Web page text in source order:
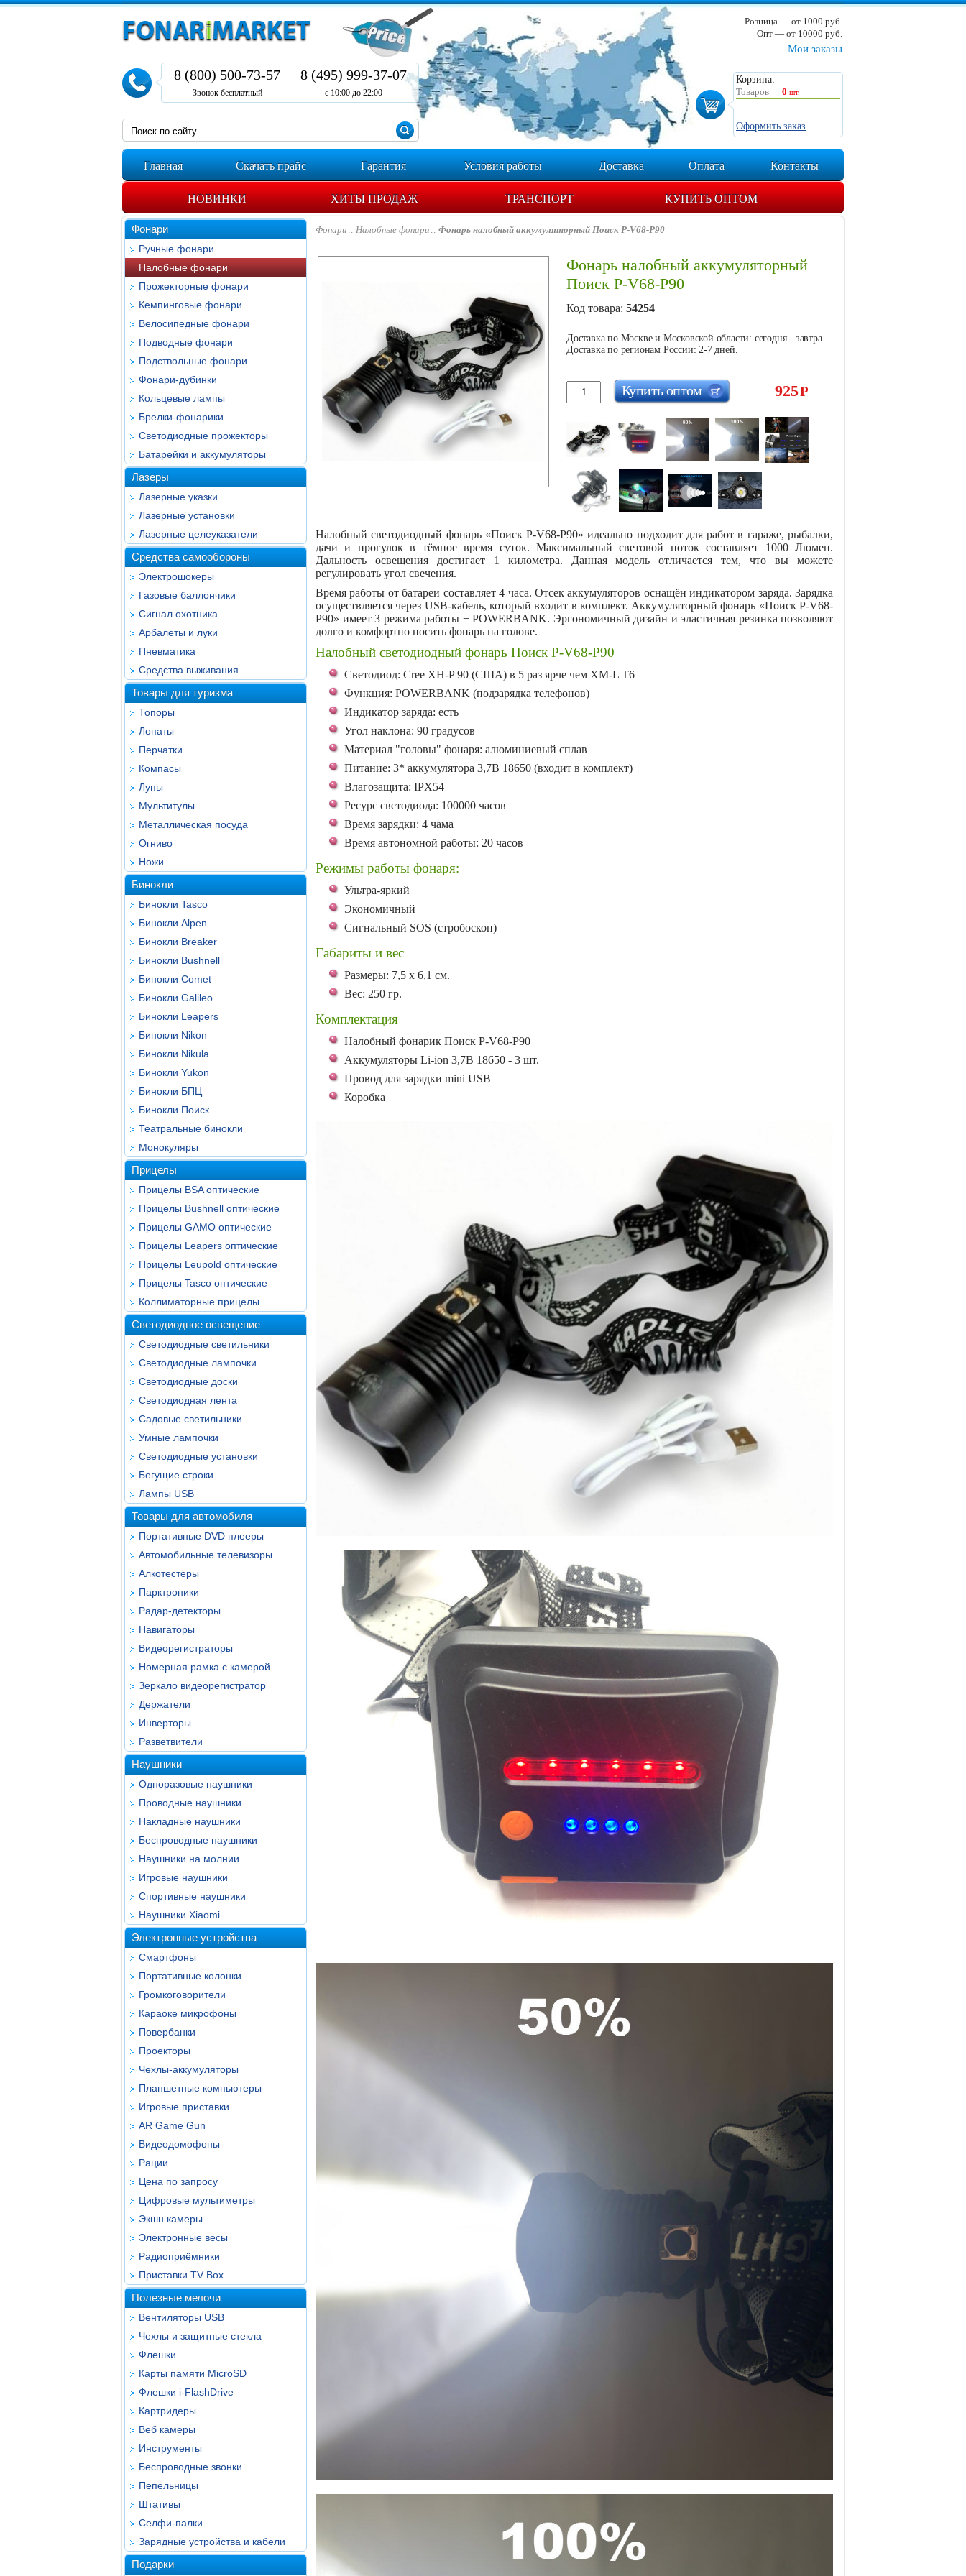
Мои заказы
Корзина:
Товаров
0 шт.
Оформить заказ
8 (800) 500-73-57
Звонок бесплатный
8 (495) 999-37-07
с 10:00 до 22:00
Розница — от 1000 руб.
Опт — от 10000 руб.
Главная Скачать прайс Гарантия Условия работы Доставка Оплата Контакты
НОВИНКИ ХИТЫ ПРОДАЖ ТРАНСПОРТ КУПИТЬ ОПТОМ
Фонари
Ручные фонари
Налобные фонари
Прожекторные фонари
Кемпинговые фонари
Велосипедные фонари
Подводные фонари
Подствольные фонари
Фонари-дубинки
Кольцевые лампы
Брелки-фонарики
Светодиодные прожекторы
Батарейки и аккумуляторы
Лазеры
Лазерные указки
Лазерные установки
Лазерные целеуказатели
Средства самообороны
Электрошокеры
Газовые баллончики
Сигнал охотника
Арбалеты и луки
Пневматика
Средства выживания
Товары для туризма
Топоры
Лопаты
Перчатки
Компасы
Лупы
Мультитулы
Металлическая посуда
Огниво
Ножи
Бинокли
Бинокли Tasco
Бинокли Alpen
Бинокли Breaker
Бинокли Bushnell
Бинокли Comet
Бинокли Galileo
Бинокли Leapers
Бинокли Nikon
Бинокли Nikula
Бинокли Yukon
Бинокли БПЦ
Бинокли Поиск
Театральные бинокли
Монокуляры
Прицелы
Прицелы BSA оптические
Прицелы Bushnell оптические
Прицелы GAMO оптические
Прицелы Leapers оптические
Прицелы Leupold оптические
Прицелы Tasco оптические
Коллиматорные прицелы
Светодиодное освещение
Светодиодные светильники
Светодиодные лампочки
Светодиодные доски
Светодиодная лента
Садовые светильники
Умные лампочки
Светодиодные установки
Бегущие строки
Лампы USB
Товары для автомобиля
Портативные DVD плееры
Автомобильные телевизоры
Алкотестеры
Парктроники
Радар-детекторы
Навигаторы
Видеорегистраторы
Номерная рамка с камерой
Зеркало видеорегистратор
Держатели
Инверторы
Разветвители
Наушники
Одноразовые наушники
Проводные наушники
Накладные наушники
Беспроводные наушники
Наушники на молнии
Игровые наушники
Спортивные наушники
Наушники Xiaomi
Электронные устройства
Смартфоны
Портативные колонки
Громкоговорители
Караоке микрофоны
Повербанки
Проекторы
Чехлы-аккумуляторы
Планшетные компьютеры
Игровые приставки
AR Game Gun
Видеодомофоны
Рации
Цена по запросу
Цифровые мультиметры
Экшн камеры
Электронные весы
Радиоприёмники
Приставки TV Box
Полезные мелочи
Вентиляторы USB
Чехлы и защитные стекла
Флешки
Карты памяти MicroSD
Флешки i-FlashDrive
Картридеры
Веб камеры
Инструменты
Беспроводные звонки
Пепельницы
Штативы
Селфи-палки
Зарядные устройства и кабели
Подарки
Фонари Налобные фонари Фонарь налобный аккумуляторный Поиск P-V68-P90
Фонарь налобный аккумуляторный
Поиск P-V68-P90
Код товара: 54254
Доставка по Москве и Московской области: сегодня - завтра.
Доставка по регионам России: 2-7 дней.
925Р
Купить оптом
Налобный светодиодный фонарь «Поиск P-V68-P90» идеально подходит для работ в гараже, рыбалки,
дачи и прогулок в тёмное время суток. Максимальный световой поток составляет 1000 Люмен.
Дальность освещения достигает 1 километра. Данная модель отличается тем, что вы можете
регулировать угол свечения.
Время работы от батареи составляет 4 часа. Отсек аккумуляторов оснащён индикатором заряда. Зарядка
осуществляется через USB-кабель, который входит в комплект. Аккумуляторный фонарь «Поиск P-V68-
P90» имеет 3 режима работы + POWERBANK. Эргономичный дизайн и эластичная резинка позволяют
долго и комфортно носить фонарь на голове.
Налобный светодиодный фонарь Поиск P-V68-P90
Светодиод: Cree XH-P 90 (США) в 5 раз ярче чем XM-L T6
Функция: POWERBANK (подзарядка телефонов)
Индикатор заряда: есть
Угол наклона: 90 градусов
Материал "головы" фонаря: алюминиевый сплав
Питание: 3* аккумулятора 3,7В 18650 (входит в комплект)
Влагозащита: IPX54
Ресурс светодиода: 100000 часов
Время зарядки: 4 чама
Время автономной работы: 20 часов
Режимы работы фонаря:
Ультра-яркий
Экономичный
Сигнальный SOS (стробоскоп)
Габариты и вес
Размеры: 7,5 x 6,1 см.
Вес: 250 гр.
Комплектация
Налобный фонарик Поиск P-V68-P90
Аккумуляторы Li-ion 3,7В 18650 - 3 шт.
Провод для зарядки mini USB
Коробка